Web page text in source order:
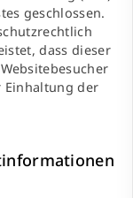
geschlossen.
dass dieser
Einhaltung der